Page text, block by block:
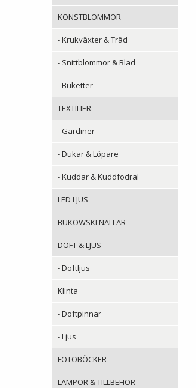
KONSTBLOMMOR
- Krukväxter & Träd
- Snittblommor & Blad
- Buketter
TEXTILIER
- Gardiner
- Dukar & Löpare
- Kuddar & Kuddfodral
LED LJUS
BUKOWSKI NALLAR
DOFT & LJUS
- Doftljus
Klinta
- Doftpinnar
- Ljus
FOTOBÖCKER
LAMPOR & TILLBEHÖR